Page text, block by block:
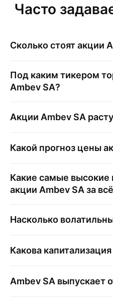
Часто
Сколько стоят акции
Под каким тикером
Ambev SA?
Акции Ambev SA
Какой прогноз цены
Какие самые высокие
акции Ambev SA за
Насколько
Какова капитализация
Ambev SA выпускает